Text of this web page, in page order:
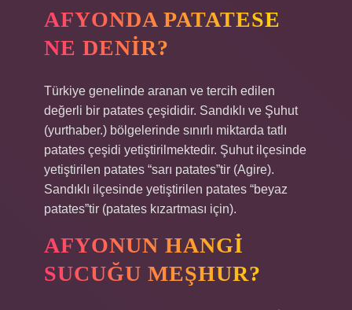
AFYONDA PATATESE
NE DENIR?
Türkiye genelinde aranan ve tercih edilen
değerli bir patates çeşididir. Sandıklı ve Şuhut
(yurthaber.) bölgelerinde sınırlı miktarda tatlı
patates çeşidi yetiştirilmektedir. Şuhut ilçesinde
yetiştirilen patates “sarı patates”tir (Agire).
Sandıklı ilçesinde yetiştirilen patates “beyaz
patates”tir (patates kızartması için).
AFYONUN HANGI
SUCUĞU MEŞHUR?